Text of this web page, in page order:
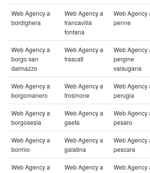
Web Agency a
bordighera
Web Agency a
francavilla
fontana
Web Agency
penne
Web Agency a
borgo san
dalmazzo
Web Agency a
frascati
Web Agency
pergine
valsugana
Web Agency a
borgomanero
Web Agency a
frosinone
Web Agency
perugia
Web Agency a
borgosesia
Web Agency a
gaeta
Web Agency
pesaro
Web Agency a
bormio
Web Agency a
galatina
Web Agency
pescara
Web Agency a
Web Agency a
Web Agency